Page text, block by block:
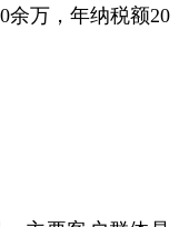
余万，年纳税额20